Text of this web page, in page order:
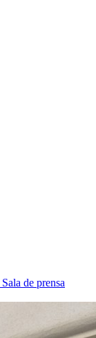
Sala de prensa